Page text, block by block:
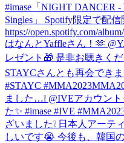
#imase 「NIGHT DANCER -
Singles」 Spotify限定で配
https://open.spotify.com/
はなんとYaffleさん！🫶
レゼント🎁 是非お聴きく
STAYCさんとも再会でき
#STAYC #MMA2023
ました…❕ @IVEアカウン
た✨ #imase #IVE
ざいました❕ 日本人アー
しいです😭 今後も、韓国